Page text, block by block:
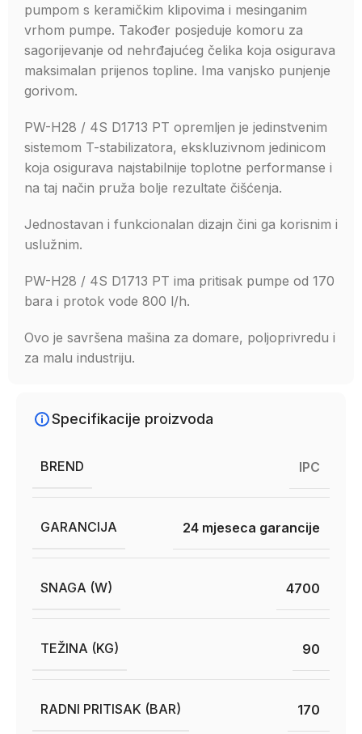
pumpom s keramičkim klipovima i mesinganim
vrhom pumpe. Također posjeduje komoru za
sagorijevanje od nehrđajućeg čelika koja osigurava
maksimalan prijenos topline. Ima vanjsko punjenje
gorivom.
PW-H28 / 4S D1713 PT opremljen je jedinstvenim
sistemom T-stabilizatora, ekskluzivnom jedinicom
koja osigurava najstabilnije toplotne performanse i
na taj način pruža bolje rezultate čišćenja.
Jednostavan i funkcionalan dizajn čini ga korisnim i
uslužnim.
PW-H28 / 4S D1713 PT ima pritisak pumpe od 170
bara i protok vode 800 l/h.
Ovo je savršena mašina za domare, poljoprivredu i
za malu industriju.
Specifikacije proizvoda
BREND IPC
GARANCIJA 24 mjeseca garancije
SNAGA (W) 4700
TEŽINA (KG) 90
RADNI PRITISAK (BAR) 170